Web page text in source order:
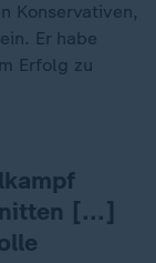
Konservativen,
Er habe
Erfolg zu
[...]